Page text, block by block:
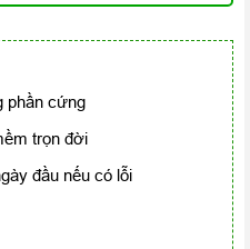
phần cứng
trọn đời
đầu nếu có lỗi